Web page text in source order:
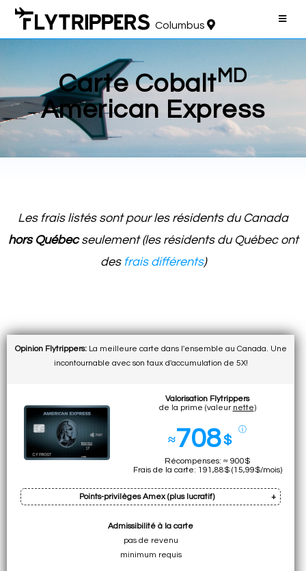
Columbus
Carte CobaltMD
American Express
Les frais listés sont pour les résidents du Canada
hors Québecseulement (les résidents du Québec ont
des frais différents)
Opinion Flytrippers:La meilleure carte dans l'ensemble au Canada. Une
incontournable avec son taux d'accumulation de 5X!
Valorisation Flytrippers
de la prime (valeur nette)
≈708$
ⓘ
Récompenses: ≈ 900$
Frais de la carte: 191,88$ (15,99$/mois)
Points-privilèges Amex (plus lucratif)
Prime: 15k pts
Cumul sur dép. min.: 45k pts (total:
Admissibilité à la carte
pas de revenu
minimum requis